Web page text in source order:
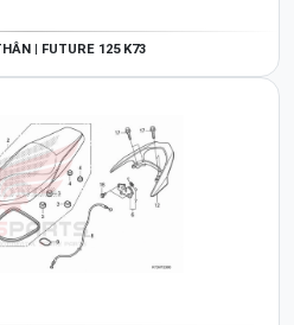
| FUTURE 125 K73